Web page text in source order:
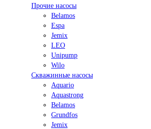
Прочие насосы
Belamos
Espa
Jemix
LEO
Unipump
Wilo
Скважинные насосы
Aquario
Aquastrong
Belamos
Grundfos
Jemix